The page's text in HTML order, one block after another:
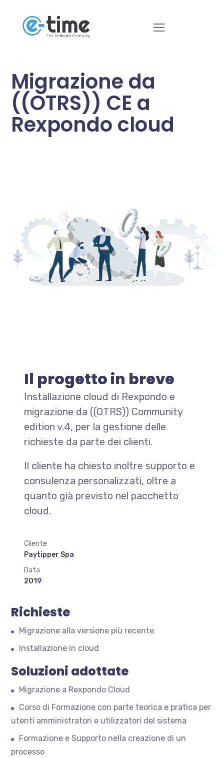
Migrazione da
((OTRS)) CE a
Rexpondo cloud
Il progetto in breve
Installazione cloud di Rexpondo e
migrazione da ((OTRS)) Community
edition v.4, per la gestione delle
richieste da parte dei clienti.
Il cliente ha chiesto inoltre supporto e
consulenza personalizzati, oltre a
quanto già previsto nel pacchetto
cloud.
Cliente
Paytipper Spa
Data
2019
Richieste
Migrazione alla versione più recente
Installazione in cloud
Soluzioni adottate
Migrazione a Rexpondo Cloud
Corso di Formazione con parte teorica e pratica per
utenti amministratori e utilizzatori del sistema
Formazione e Supporto nella creazione di un
processo